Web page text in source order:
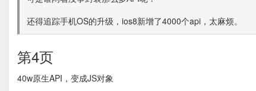
还得追踪手机OS的升级，ios8新增了4000个api，太麻烦。
第4页
40w原生API，变成JS对象